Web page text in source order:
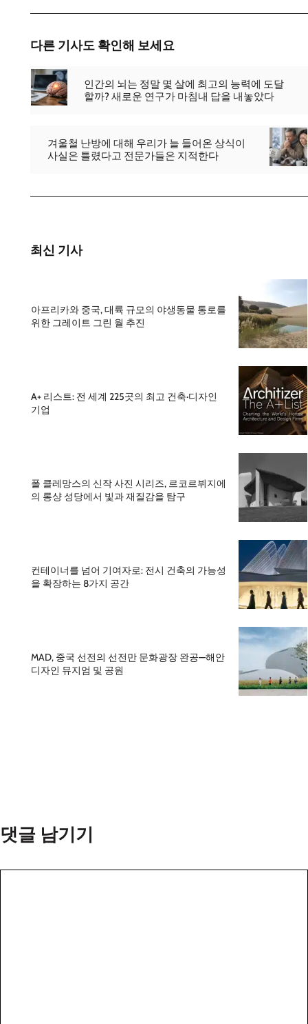
다른 기사도 확인해 보세요
인간의 뇌는 정말 몇 살에 최고의 능력에 도달
할까? 새로운 연구가 마침내 답을 내놓았다
겨울철 난방에 대해 우리가 늘 들어온 상식이
사실은 틀렸다고 전문가들은 지적한다
최신 기사
아프리카와 중국, 대륙 규모의 야생동물 통로를
위한 그레이트 그린 월 추진
A+ 리스트: 전 세계 225곳의 최고 건축·디자인
기업
폴 클레망스의 신작 사진 시리즈, 르코르뷔지에
의 롱샹 성당에서 빛과 재질감을 탐구
컨테이너를 넘어 기여자로: 전시 건축의 가능성
을 확장하는 8가지 공간
MAD, 중국 선전의 선전만 문화광장 완공—해안
디자인 뮤지엄 및 공원
댓글 남기기